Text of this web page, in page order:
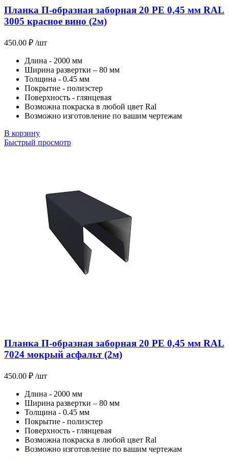
Планка П-образная заборная 20 PE 0,45 мм RAL
3005 красное вино (2м)
450.00 ₽ /шт
Длина - 2000 мм
Ширина развертки – 80 мм
Толщина - 0.45 мм
Покрытие - полиэстер
Поверхность - глянцевая
Возможна покраска в любой цвет Ral
Возможно изготовление по вашим чертежам
В корзину
Быстрый просмотр
Планка П-образная заборная 20 PE 0,45 мм RAL
7024 мокрый асфальт (2м)
450.00 ₽ /шт
Длина - 2000 мм
Ширина развертки – 80 мм
Толщина - 0.45 мм
Покрытие - полиэстер
Поверхность - глянцевая
Возможна покраска в любой цвет Ral
Возможно изготовление по вашим чертежам